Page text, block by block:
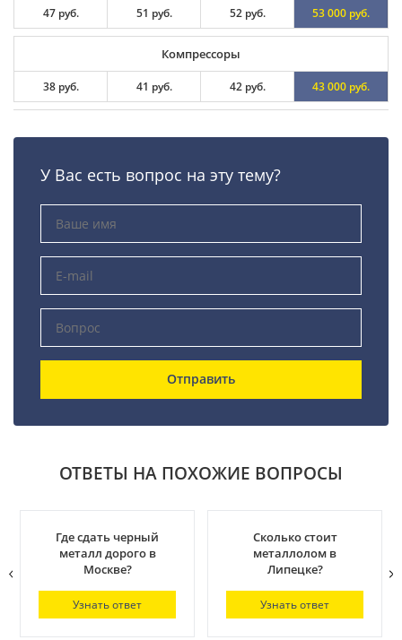
47 руб. 51 руб. 52 руб. 53 000 руб.
Компрессоры
38 руб. 41 руб. 42 руб. 43 000 руб.
У Вас есть вопрос на эту тему?
Отправить
ОТВЕТЫ НА ПОХОЖИЕ ВОПРОСЫ
Где сдать черный
металл дорого в
Москве?
Узнать ответ
Сколько стоит
металлолом в
Липецке?
Узнать ответ